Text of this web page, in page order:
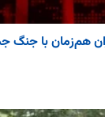
هم‌زمان با جنگ